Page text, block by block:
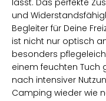
lässt. Das perfekte
und
Begleiter für Deine
ist nicht nur optisch
besonders
einem feuchten Tuch
nach intensiver
Camping wieder wie